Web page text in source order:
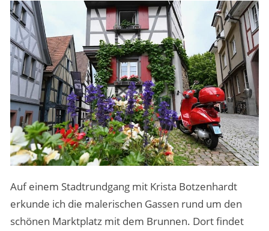
Auf einem Stadtrundgang mit Krista Botzenhardt
erkunde ich die malerischen Gassen rund um den
schönen Marktplatz mit dem Brunnen. Dort findet